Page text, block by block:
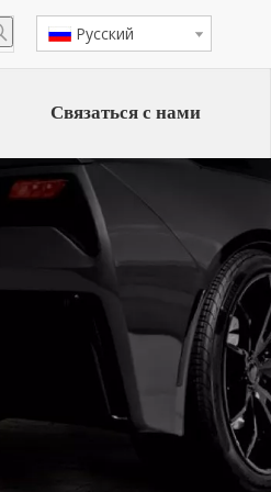
Pусский
Связаться с нами